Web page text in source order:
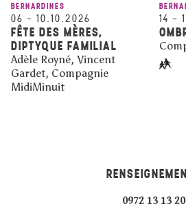
BERNARDINES
06 – 10.10.2026
FÊTE DES MÈRES,
DIPTYQUE FAMILIAL
Adèle Royné, Vincent
Gardet, Compagnie
MidiMinuit
14 –
0972 13 13 20